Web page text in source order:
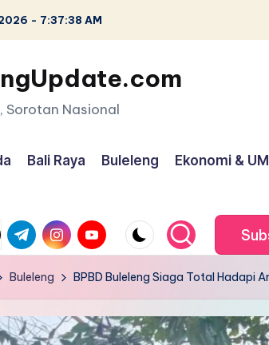
- 7:37:39 AM
Sorotan Nasional
Bali Raya Buleleng Ekonomi &
t.me instagram.com
youtube.com
Buleleng BPBD Buleleng Siaga Total Hadapi